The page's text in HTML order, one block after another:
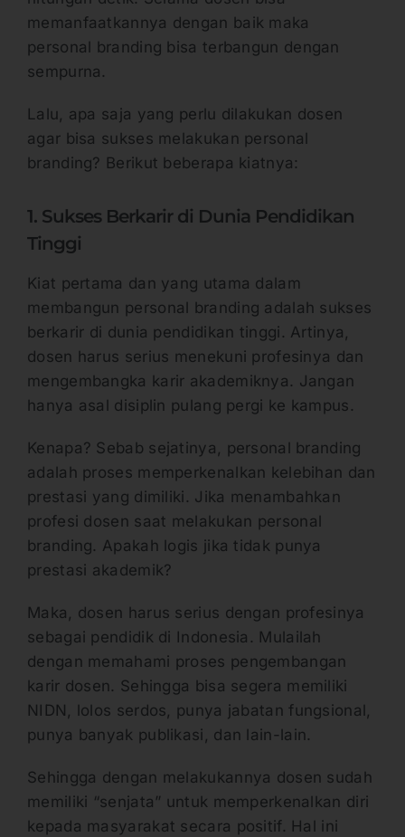
memanfaatkannya dengan baik maka
personal branding bisa terbangun dengan
sempurna.
Lalu, apa saja yang perlu dilakukan dosen
agar bisa sukses melakukan personal
branding? Berikut beberapa kiatnya:
1. Sukses Berkarir di Dunia Pendidikan
Tinggi
Kiat pertama dan yang utama dalam
membangun personal branding adalah sukses
berkarir di dunia pendidikan tinggi. Artinya,
dosen harus serius menekuni profesinya dan
mengembangka karir akademiknya. Jangan
hanya asal disiplin pulang pergi ke kampus.
Kenapa? Sebab sejatinya, personal branding
adalah proses memperkenalkan kelebihan dan
prestasi yang dimiliki. Jika menambahkan
profesi dosen saat melakukan personal
branding. Apakah logis jika tidak punya
prestasi akademik?
Maka, dosen harus serius dengan profesinya
sebagai pendidik di Indonesia. Mulailah
dengan memahami proses pengembangan
karir dosen. Sehingga bisa segera memiliki
NIDN, lolos serdos, punya jabatan fungsional,
punya banyak publikasi, dan lain-lain.
Sehingga dengan melakukannya dosen sudah
memiliki “senjata” untuk memperkenalkan diri
kepada masyarakat secara positif. Hal ini